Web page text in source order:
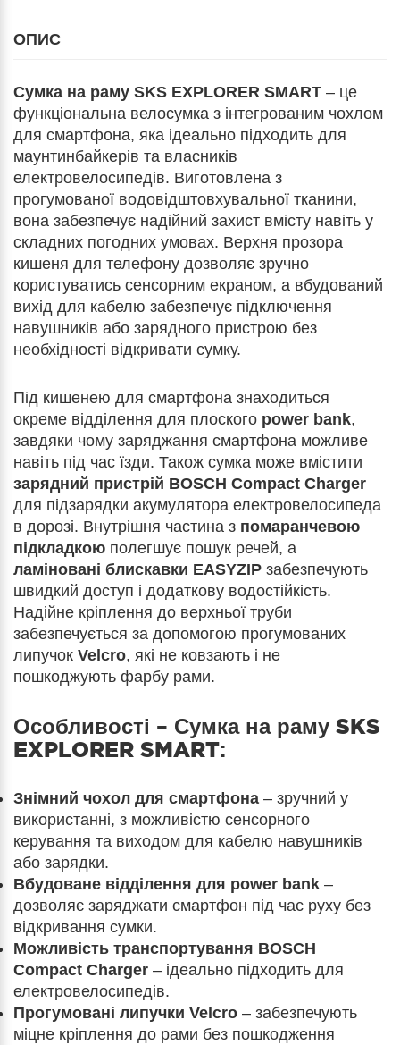
ОПИС
Сумка на раму SKS EXPLORER SMART – це
функціональна велосумка з інтегрованим чохлом
для смартфона, яка ідеально підходить для
маунтинбайкерів та власників
електровелосипедів. Виготовлена з
прогумованої водовідштовхувальної тканини,
вона забезпечує надійний захист вмісту навіть у
складних погодних умовах. Верхня прозора
кишеня для телефону дозволяє зручно
користуватись сенсорним екраном, а вбудований
вихід для кабелю забезпечує підключення
навушників або зарядного пристрою без
необхідності відкривати сумку.
Під кишенею для смартфона знаходиться
окреме відділення для плоского power bank,
завдяки чому заряджання смартфона можливе
навіть під час їзди. Також сумка може вмістити
зарядний пристрій BOSCH Compact Charger
для підзарядки акумулятора електровелосипеда
в дорозі. Внутрішня частина з помаранчевою
підкладкою полегшує пошук речей, а
ламіновані блискавки EASYZIP забезпечують
швидкий доступ і додаткову водостійкість.
Надійне кріплення до верхньої труби
забезпечується за допомогою прогумованих
липучок Velcro, які не ковзають і не
пошкоджують фарбу рами.
Особливості – Сумка на раму SKS
EXPLORER SMART:
Знімний чохол для смартфона – зручний у
використанні, з можливістю сенсорного
керування та виходом для кабелю навушників
або зарядки.
Вбудоване відділення для power bank –
дозволяє заряджати смартфон під час руху без
відкривання сумки.
Можливість транспортування BOSCH
Compact Charger – ідеально підходить для
електровелосипедів.
Прогумовані липучки Velcro – забезпечують
міцне кріплення до рами без пошкодження